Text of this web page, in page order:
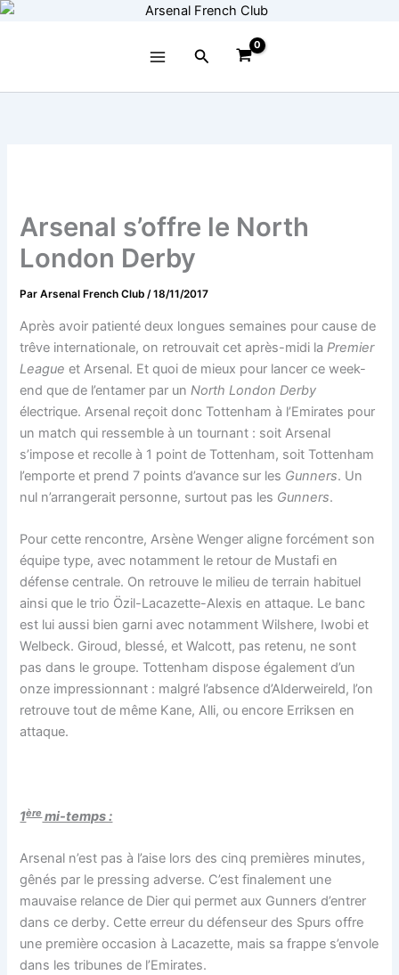
Aller
Rechercher
Arsenal s’offre le North
London Derby
ParArsenal French Club/18/11/2017
Après avoir patienté deux longues semaines pour cause de
trêve internationale, on retrouvait cet après-midi laPremier
League et Arsenal. Et quoi de mieux pour lancer ce week-
end que de l’entamer par unNorth London Derby
électrique. Arsenal reçoit donc Tottenham à l’Emirates pour
un match qui ressemble à un tournant : soit Arsenal
s’impose et recolle à 1 point de Tottenham, soit Tottenham
l’emporte et prend 7 points d’avance sur les Gunners. Un
nul n’arrangerait personne, surtout pas les Gunners.
Pour cette rencontre, Arsène Wenger aligne forcément son
équipe type, avec notamment le retour de Mustafi en
défense centrale. On retrouve le milieu de terrain habituel
ainsi que le trio Özil-Lacazette-Alexis en attaque. Le banc
est lui aussi bien garni avec notamment Wilshere, Iwobi et
Welbeck. Giroud, blessé, et Walcott, pas retenu, ne sont
pas dans le groupe. Tottenham dispose également d’un
onze impressionnant : malgré l’absence d’Alderweireld, l’on
retrouve tout de même Kane, Alli, ou encore Erriksen en
attaque.
1èremi-temps :
Arsenal n’est pas à l’aise lors des cinq premières minutes,
gênés par le pressing adverse. C’est finalement une
mauvaise relance de Dier qui permet aux Gunners d’entrer
dans ce derby. Cette erreur du défenseur des Spurs offre
une première occasion à Lacazette, mais sa frappe s’envole
dans les tribunes de l’Emirates.